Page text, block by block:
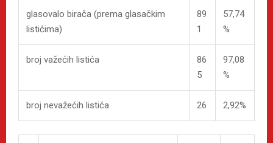
glasovalo birača (prema glasačkim
listićima)
89
1
57,74
%
broj važećih listića
86
5
97,08
%
broj nevažećih listića 26 2,92%